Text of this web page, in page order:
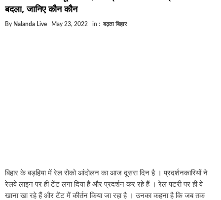
बिहार में एक और सिक्स लेन की मंजूरी.. जानिए किन-किन
क्रिकेटर ईशान किशन की शादी फिक्स, गर्लफ्रेंड से होगी
बदला, जानिए कौन कौन
By Nalanda Live May 23, 2022 in : बढ़ता बिहार
बिहार के बड़हिया में रेल रोको आंदोलन का आज दूसरा दिन है । प्रदर्शनकारियों ने
रेलवे लाइन पर ही टेंट लगा दिया है और प्रदर्शन कर रहे हैं । रेल पटरी पर ही वे
खाना खा रहे हैं और टेंट में कीर्तन किया जा रहा है । उनका कहना है कि जब तक